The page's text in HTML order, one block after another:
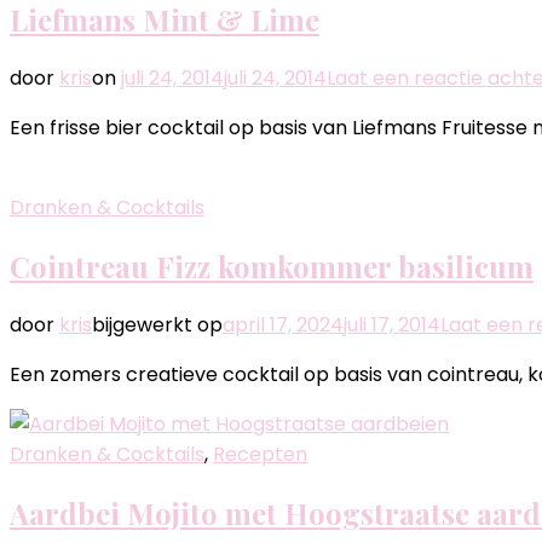
Liefmans Mint & Lime
door krison juli 24, 2014juli 24, 2014Laat een reactie
Een frisse bier cocktail op basis van Liefmans Fruitesse
Dranken & Cocktails
Cointreau Fizz komkommer basilicum
door krisbijgewerkt opapril 17, 2024juli 17, 2014Laat een
Een zomers creatieve cocktail op basis van cointreau,
Dranken & Cocktails, Recepten
Aardbei Mojito met Hoogstraatse